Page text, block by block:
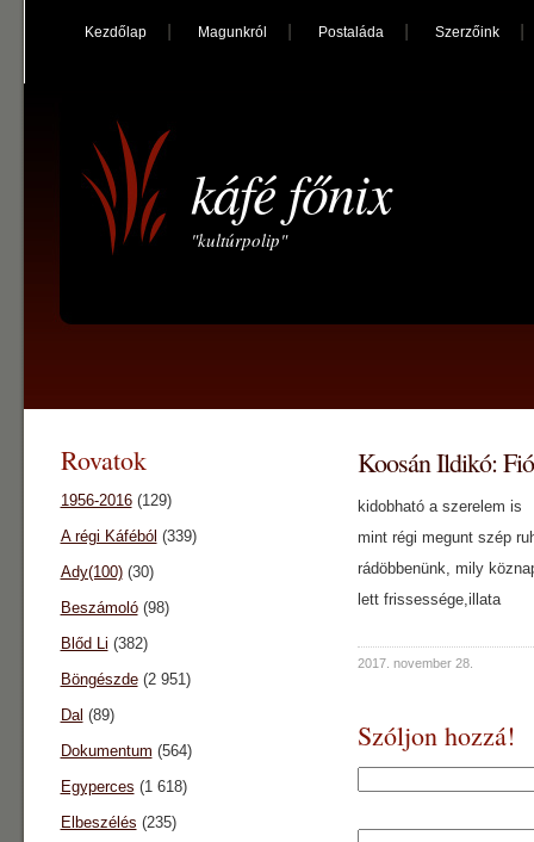
Kezdőlap Magunkról Postaláda Szerzőink
káfé főnix
"kultúrpolip"
Koosán Ildikó:
kidobható a szerelem is
mint régi megunt szép
rádöbbenünk, mily
lett frissessége,illata
2017. november 28.
Szóljon hozzá!
Rovatok
1956-2016(129)
A régi Káféból (339)
Ady(100)(30)
Beszámoló(98)
Blőd Li (382)
Böngészde(2 951)
Dal (89)
Dokumentum (564)
Egyperces (1 618)
Elbeszélés (235)